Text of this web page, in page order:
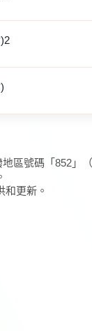
區號碼「852」
更新。